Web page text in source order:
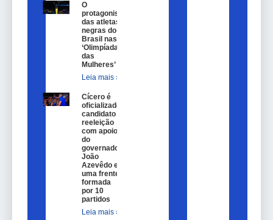
O
protagonismo
das atletas
negras do
Brasil nas
‘Olimpíadas
das
Mulheres’
Leia mais »
Cícero é
oficializado
candidato a
reeleição
com apoio
do
governador
João
Azevêdo e
uma frente
formada
por 10
partidos
Leia mais »